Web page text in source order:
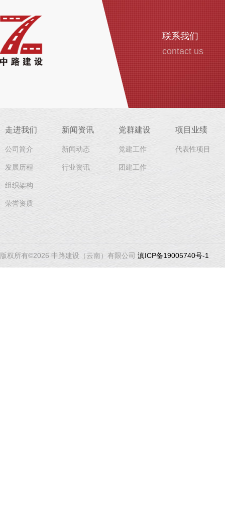
联系我们
contact us
走进我们
公司简介
发展历程
组织架构
荣誉资质
新闻资讯
新闻动态
行业资讯
党群建设
党建工作
团建工作
项目业绩
代表性项目
版权所有©2026 中路建设（云南）有限公司 滇ICP备19005740号-1